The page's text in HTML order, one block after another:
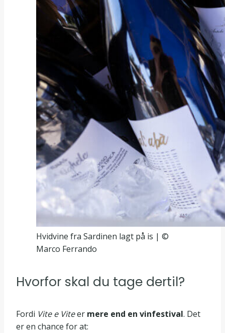
Hvidvine fra Sardinen lagt på is | ©
Marco Ferrando
Hvorfor skal du tage dertil?
Fordi Vite e Viteer mere end en vinfestival. Det
er en chance for at: